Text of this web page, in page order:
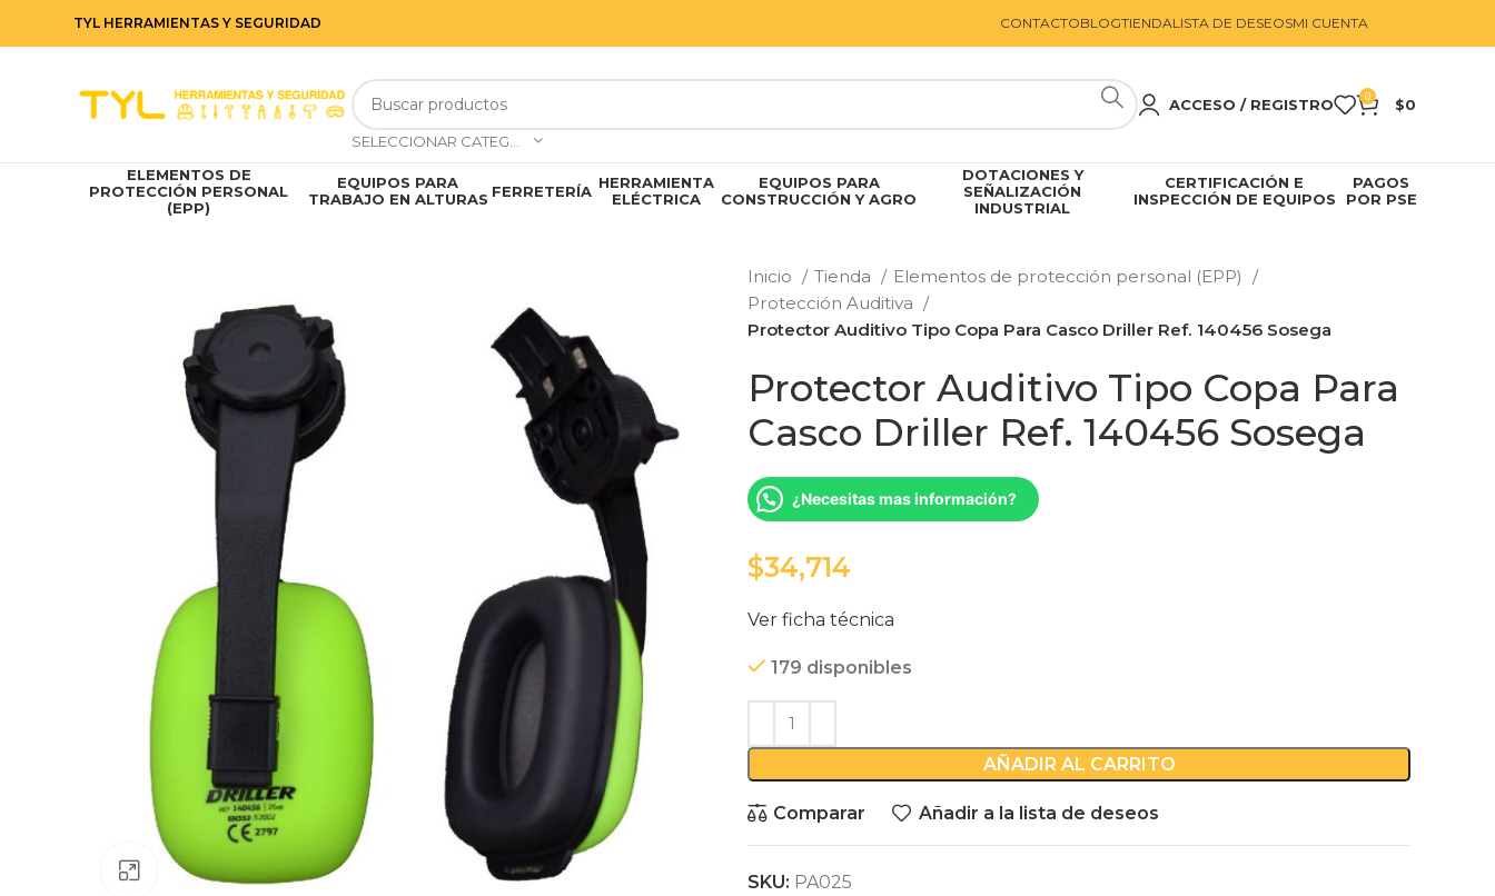
TYL HERRAMIENTAS Y SEGURIDAD CONTACTOBLOGTIENDALISTA DE DESEOSMI CUENTA
ACCESO / REGISTRO 0 $0
ELEMENTOS DE
PROTECCIÓN PERSONAL
(EPP)
EQUIPOS PARA
TRABAJO EN ALTURAS FERRETERÍA HERRAMIENTA
ELÉCTRICA
EQUIPOS PARA
CONSTRUCCIÓN Y AGRO
DOTACIONES Y
SEÑALIZACIÓN
INDUSTRIAL
CERTIFICACIÓN E
INSPECCIÓN DE EQUIPOS
PAGOS
POR PSE
Clic para ampliar
Inicio Tienda
Elementos de protección personal (EPP)
Protección Auditiva
Protector Auditivo Tipo Copa Para Casco Driller Ref. 140456 Sosega
Protector Auditivo Tipo Copa Para
Casco Driller Ref. 140456 Sosega
¿Necesitas mas información?
$
Ver ficha técnica
179 disponibles
AÑADIR AL CARRITO
Comparar Añadir a la lista de deseos
SKU: PA025